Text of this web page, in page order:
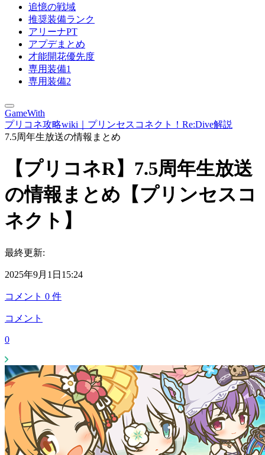
追憶の戦域
推奨装備ランク
アリーナPT
アプデまとめ
才能開花優先度
専用装備1
専用装備2
GameWith
プリコネ攻略wiki｜プリンセスコネクト！Re:Dive解説
7.5周年生放送の情報まとめ
【プリコネR】7.5周年生放送
の情報まとめ【プリンセスコ
ネクト】
最終更新:
2025年9月1日15:24
コメント 0 件
コメント
0